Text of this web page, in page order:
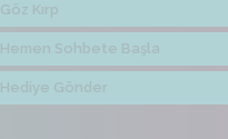
Göz Kırp
Hemen Sohbete Başla
Hediye Gönder